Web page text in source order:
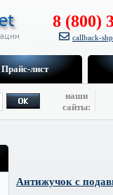
8 (800)
callback-
Прайс-лист
наши
сайты:
Антижучок c